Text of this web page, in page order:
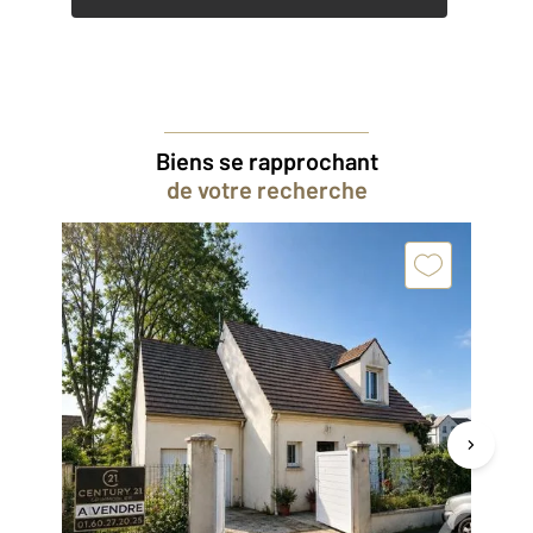
Biens se rapprochant
de votre recherche